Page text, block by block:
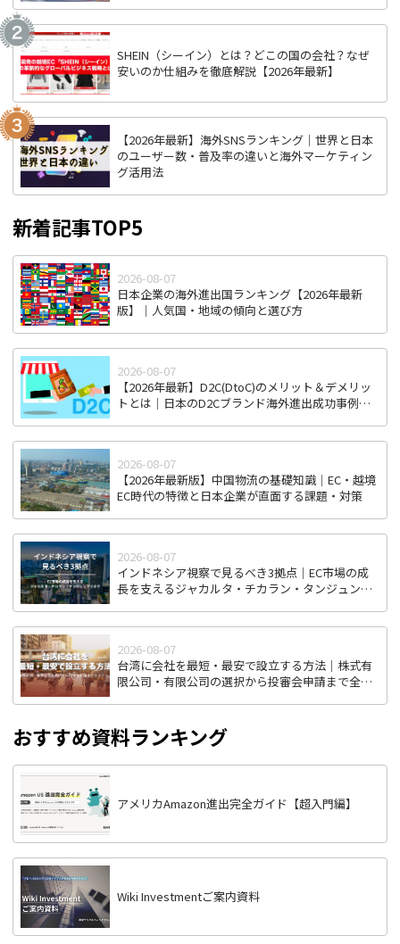
SHEIN（シーイン）とは？どこの国の会社？なぜ
安いのか仕組みを徹底解説【2026年最新】
【2026年最新】海外SNSランキング｜世界と日本
のユーザー数・普及率の違いと海外マーケティン
グ活用法
新着記事TOP5
2026-08-07
日本企業の海外進出国ランキング【2026年最新
版】｜人気国・地域の傾向と選び方
2026-08-07
【2026年最新】D2C(DtoC)のメリット＆デメリッ
トとは｜日本のD2Cブランド海外進出成功事例と
2026-08-07
【2026年最新版】中国物流の基礎知識｜EC・越境
EC時代の特徴と日本企業が直面する課題・対策
2026-08-07
インドネシア視察で見るべき3拠点｜EC市場の成
長を支えるジャカルタ・チカラン・タンジュンプ
2026-08-07
台湾に会社を最短・最安で設立する方法｜株式有
限公司・有限公司の選択から投審会申請まで全ス
おすすめ資料ランキング
アメリカAmazon進出完全ガイド【超入門編】
Wiki Investmentご案内資料